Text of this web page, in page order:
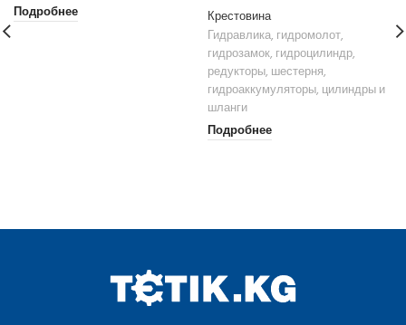
Подробнее
Крестовина
Гидравлика, гидромолот,
гидрозамок, гидроцилиндр,
редукторы, шестерня,
гидроаккумуляторы, цилиндры и
шланги
Подробнее